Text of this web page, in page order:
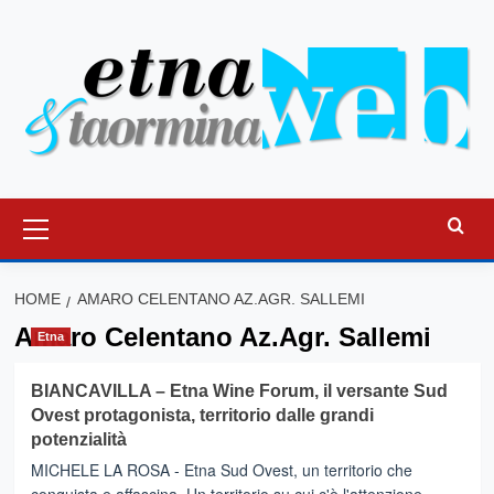
principale
HOME AMARO CELENTANO AZ.AGR. SALLEMI
Amaro Celentano Az.Agr. Sallemi
Etna
BIANCAVILLA – Etna Wine Forum, il versante Sud
Ovest protagonista, territorio dalle grandi
potenzialità
MICHELE LA ROSA - Etna Sud Ovest, un territorio che